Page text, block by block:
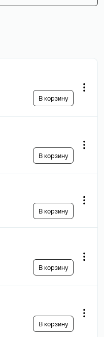
В корзину
В корзину
В корзину
В корзину
В корзину